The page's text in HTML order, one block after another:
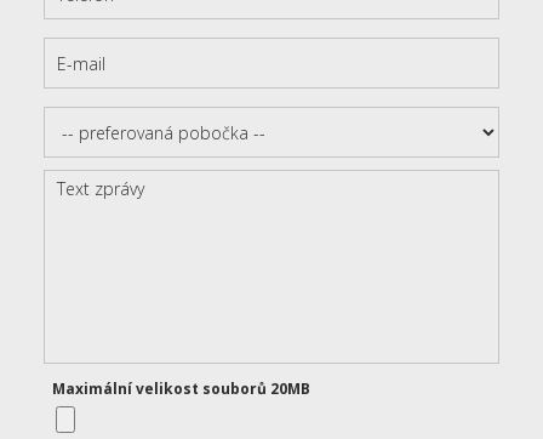
Maximální velikost souborů 20MB